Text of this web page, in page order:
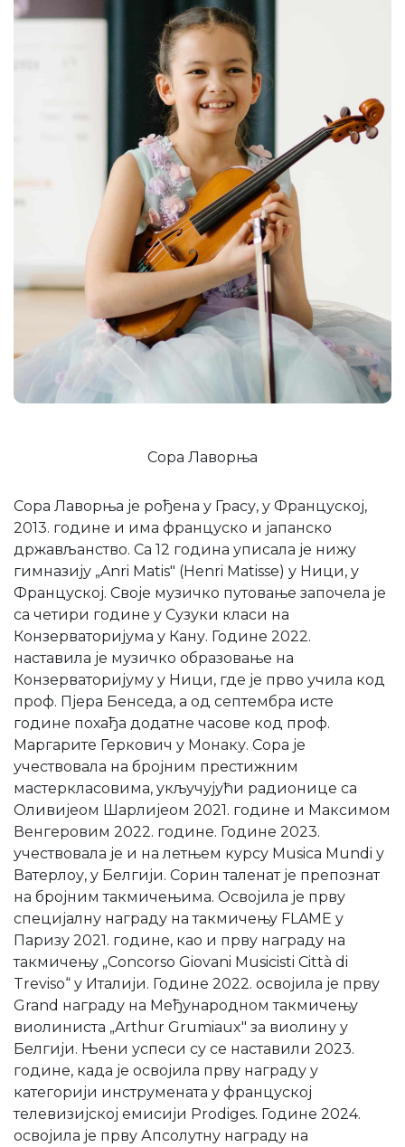
Сора Лаворња
Сора Лаворња је рођена у Грасу, у Француској,
2013. године и има француско и јапанско
држављанство. Са 12 година уписала је нижу
гимназију „Anri Matis" (Henri Matisse) у Ници, у
Француској. Своје музичко путовање започела је
са четири године у Сузуки класи на
Конзерваторијума у Кану. Године 2022.
наставила је музичко образовање на
Конзерваторијуму у Ници, где је прво учила код
проф. Пјера Бенседа, а од септембра исте
године похађа додатне часове код проф.
Маргарите Геркович у Монаку. Сора је
учествовала на бројним престижним
мастеркласовима, укључујући радионице са
Оливијеом Шарлијеом 2021. године и Максимом
Венгеровим 2022. године. Године 2023.
учествовала је и на летњем курсу Musica Mundi у
Ватерлоу, у Белгији. Сорин таленат је препознат
на бројним такмичењима. Освојила је прву
специјалну награду на такмичењу FLAME у
Паризу 2021. године, као и прву награду на
такмичењу „Concorso Giovani Musicisti Città di
Treviso“ у Италији. Године 2022. освојила је прву
Grand награду на Међународном такмичењу
виолиниста „Arthur Grumiaux" за виолину у
Белгији. Њени успеси су се наставили 2023.
године, када је освојила прву награду у
категорији инструмената у француској
телевизијској емисији Prodiges. Године 2024.
освојила је прву Апсолутну награду на